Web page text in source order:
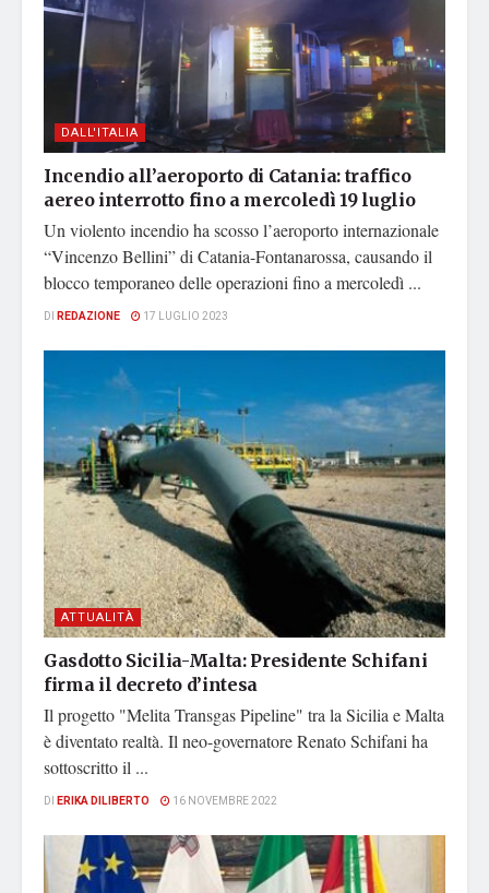
DALL'ITALIA
Incendio all’aeroporto di Catania: traffico
aereo interrotto fino a mercoledì 19 luglio
Un violento incendio ha scosso l’aeroporto internazionale
“Vincenzo Bellini” di Catania-Fontanarossa, causando il
blocco temporaneo delle operazioni fino a mercoledì ...
DI REDAZIONE 17 LUGLIO 2023
ATTUALITÀ
Gasdotto Sicilia-Malta: Presidente Schifani
firma il decreto d’intesa
Il progetto "Melita Transgas Pipeline" tra la Sicilia e Malta
è diventato realtà. Il neo-governatore Renato Schifani ha
sottoscritto il ...
DI ERIKA DILIBERTO 16 NOVEMBRE 2022